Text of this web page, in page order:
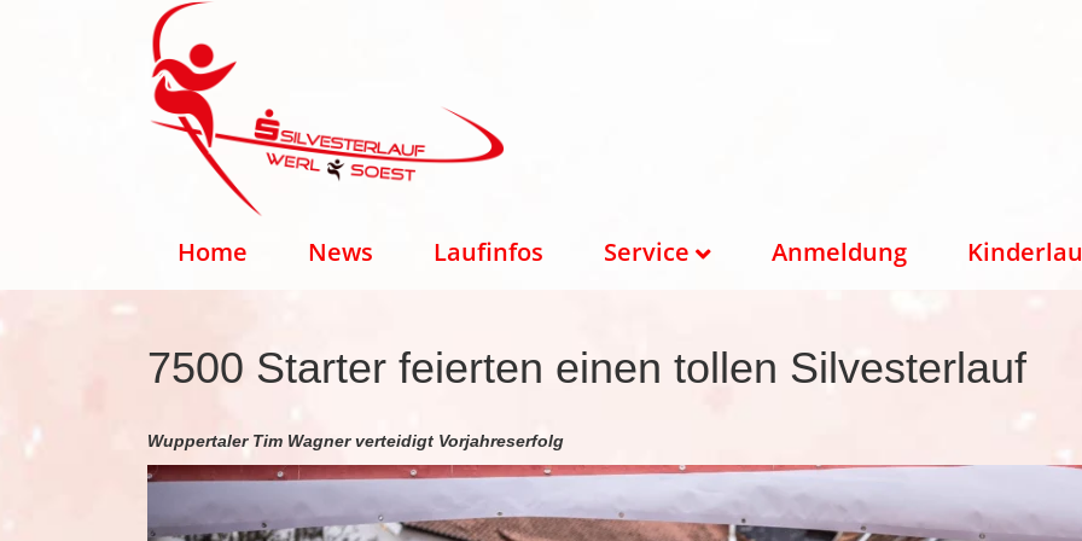
Home News Laufinfos Service Anmeldung
7500 Starter feierten einen tollen Silvesterlauf
Wuppertaler Tim Wagner verteidigt Vorjahreserfolg